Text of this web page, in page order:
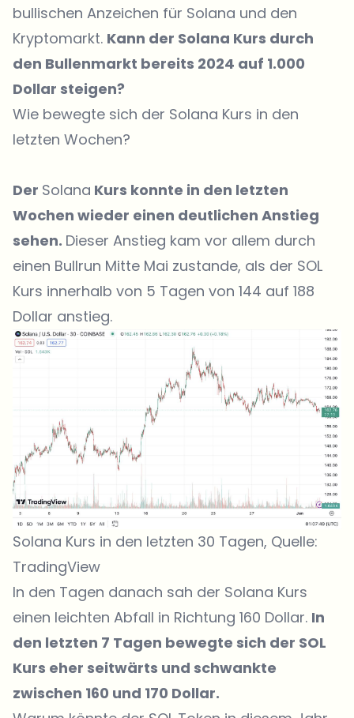
bullischen Anzeichen für Solana und den
Kryptomarkt. Kann der Solana Kurs durch
den Bullenmarkt bereits 2024 auf 1.000
Dollar steigen?
Wie bewegte sich der Solana Kurs in den
letzten Wochen?
Der Solana Kurs konnte in den letzten
Wochen wieder einen deutlichen Anstieg
sehen. Dieser Anstieg kam vor allem durch
einen Bullrun Mitte Mai zustande, als der SOL
Kurs innerhalb von 5 Tagen von 144 auf 188
Dollar anstieg.
Solana Kurs in den letzten 30 Tagen, Quelle:
TradingView
In den Tagen danach sah der Solana Kurs
einen leichten Abfall in Richtung 160 Dollar. In
den letzten 7 Tagen bewegte sich der SOL
Kurs eher seitwärts und schwankte
zwischen 160 und 170 Dollar.